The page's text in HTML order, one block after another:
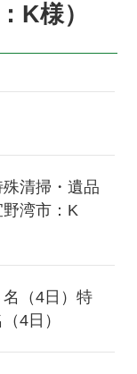
K様）
清掃・遺品
湾市：K
（4日）特
4日）